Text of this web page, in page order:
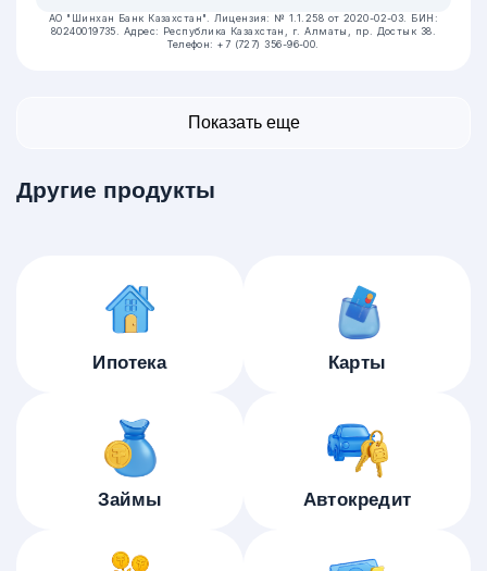
АО "Шинхан Банк Казахстан". Лицензия: № 1.1.258 от 2020-02-03. БИН:
80240019735. Адрес: Республика Казахстан, г. Алматы, пр. Достык 38.
Телефон: +7 (727) 356-96-00.
Показать еще
Другие продукты
Ипотека Карты
Займы Автокредит